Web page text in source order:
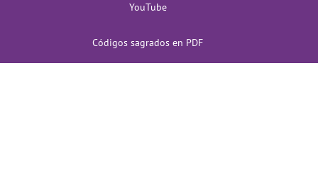
YouTube
Códigos sagrados en PDF